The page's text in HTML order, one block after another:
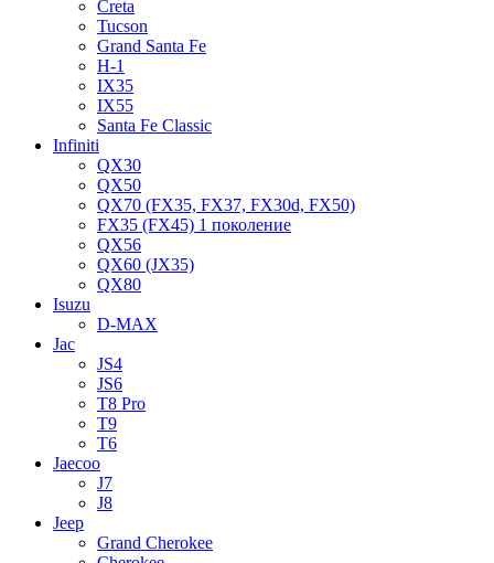
Creta
Tucson
Grand Santa Fe
H-1
IX35
IX55
Santa Fe Classic
Infiniti
QX30
QX50
QX70 (FX35, FX37, FX30d, FX50)
FX35 (FX45) 1 поколение
QX56
QX60 (JX35)
QX80
Isuzu
D-MAX
Jac
JS4
JS6
T8 Pro
T9
T6
Jaecoo
J7
J8
Jeep
Grand Cherokee